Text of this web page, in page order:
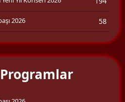
2026 58